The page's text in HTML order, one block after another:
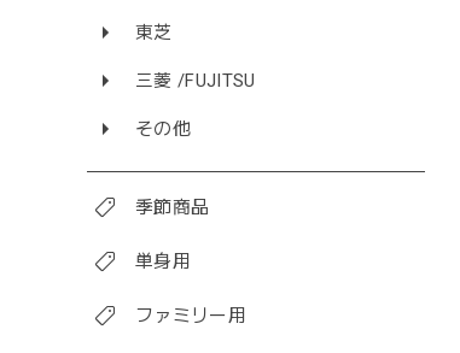
東芝
三菱 /FUJITSU
その他
季節商品
単身用
ファミリー用